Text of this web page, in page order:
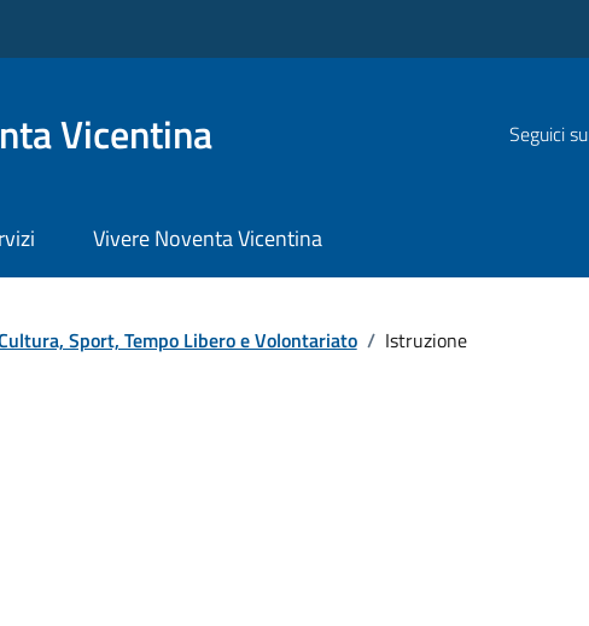
Vicentina Seguici su
Vivere Noventa Vicentina
Sport, Tempo Libero e Volontariato / Istruzione